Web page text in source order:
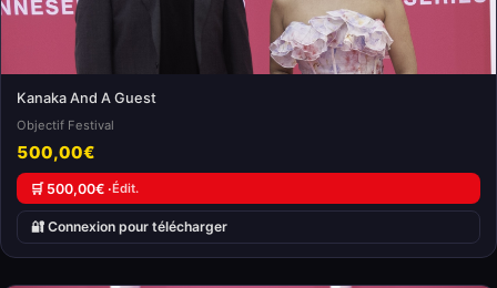
Kanaka And A Guest
Objectif Festival
500,00€
🛒 500,00€ ·Édit.
🔐 Connexion pour télécharger